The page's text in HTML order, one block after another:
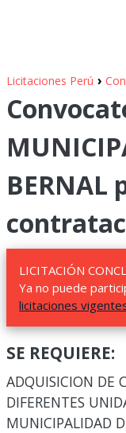
Licitaciones Perú ›
BERNAL
LICITACIÓN
Ya no puede
licitaciones
SE REQUIERE:
ADQUISICION DE
DIFERENTES
MUNICIPALIDAD